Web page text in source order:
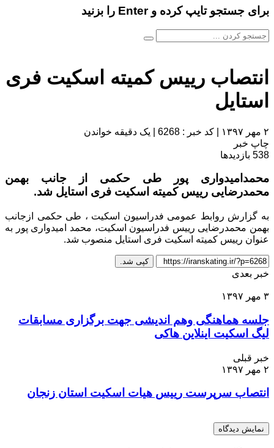
برای جستجو تایپ کرده و Enter را بزنید
انتصاب رییس کمیته اسکیت فری
استایل
۲ مهر ۱۳۹۷ کد خبر : 6268
یک دقیقه خواندن
چاپ خبر
538 بازدیدها
محمدامیدواری پور طی حکمی از جانب بهمن
محمدرضایی رییس کمیته اسکیت فری استایل شد.
به گزارش روابط عمومی فدراسیون اسکیت ، طی حکمی ازجانب
بهمن محمدرضایی رییس فدراسیون اسکیت، محمد امیدواری پور به
عنوان رییس کمیته اسکیت فری استایل منصوب شد.
کپی شد.
خبر بعدی
۳ مهر ۱۳۹۷
جلسه هماهنگی وهم اندیشی جهت برگزاری مسابقات
لیگ اسکیت اینلاین هاکی
خبر قبلی
۲ مهر ۱۳۹۷
انتصاب سرپرست رییس هیات اسکیت استان زنجان
نمایش دیدگاه